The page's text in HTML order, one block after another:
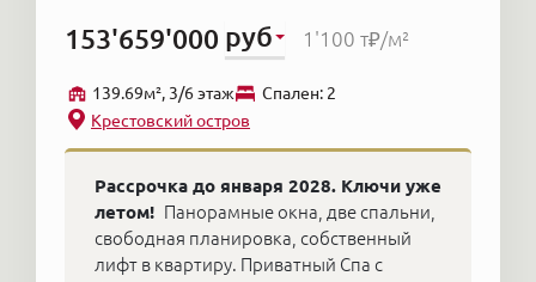
153'659'000 руб 1'100 т₽/м²
139.69м², 3/6 этаж
Cпален: 2
Крестовский остров
Рассрочка до января 2028. Ключи уже
летом! Панорамные окна, две спальни,
свободная планировка, собственный
лифт в квартиру. Приватный Спа с